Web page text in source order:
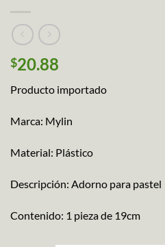
$20.88
Producto importado
Marca: Mylin
Material: Plástico
Descripción: Adorno para pastel
Contenido: 1 pieza de 19cm